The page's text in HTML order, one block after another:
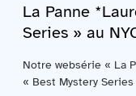
La Panne
Series » au
Notre websérie « La
« Best Mystery